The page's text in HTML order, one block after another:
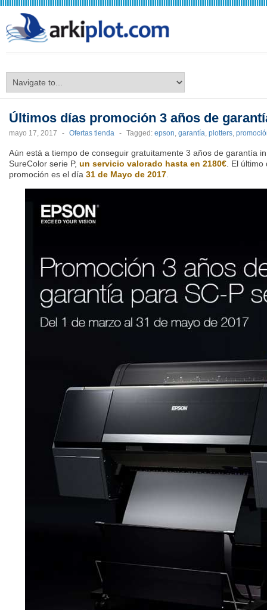
Últimos días promoción 3 años de
mayo 17, 2017 - Ofertas tienda - Tagged: epson, garantía, plotters,
Aún está a tiempo de conseguir gratuitamente 3 años de garantía
SureColor serie P, un servicio valorado hasta en 2180€. El último
promoción es el día 31 de Mayo de 2017.